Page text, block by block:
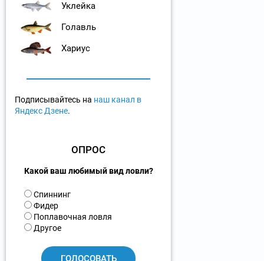
Уклейка
Голавль
Хариус
Подписывайтесь на наш канал в
Яндекс Дзене.
ОПРОС
Какой ваш любимый вид ловли?
В
а
р
и
Спиннинг
Фидер
Поплавочная ловля
Другое